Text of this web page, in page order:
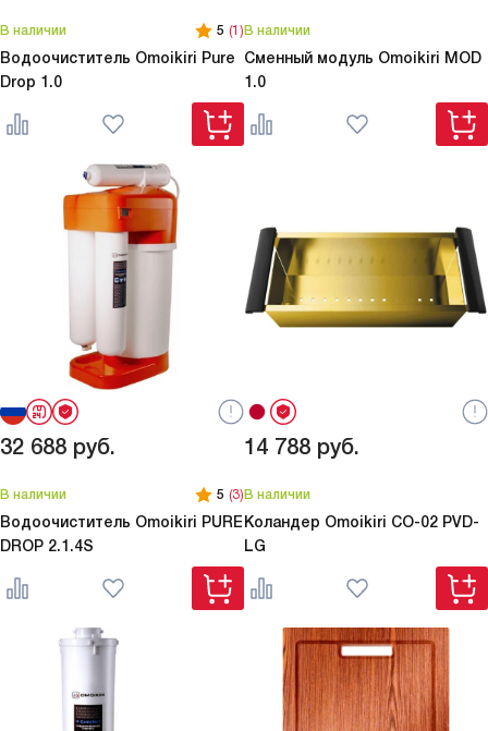
В наличии 5 (1)
Водоочиститель Omoikiri Pure
Drop 1.0
В наличии
Сменный модуль Omoikiri MOD
1.0
32 688 руб.
В наличии 5 (3)
Водоочиститель Omoikiri PURE
DROP 2.1.4S
14 788 руб.
В наличии
Коландер Omoikiri CO-02 PVD-
LG